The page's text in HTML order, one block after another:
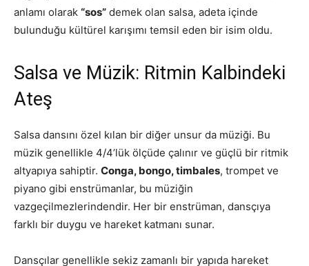
anlamı olarak “sos” demek olan salsa, adeta içinde
bulunduğu kültürel karışımı temsil eden bir isim oldu.
Salsa ve Müzik: Ritmin Kalbindeki
Ateş
Salsa dansını özel kılan bir diğer unsur da müziği. Bu
müzik genellikle 4/4’lük ölçüde çalınır ve güçlü bir ritmik
altyapıya sahiptir. Conga, bongo, timbales, trompet ve
piyano gibi enstrümanlar, bu müziğin
vazgeçilmezlerindendir. Her bir enstrüman, dansçıya
farklı bir duygu ve hareket katmanı sunar.
Dansçılar genellikle sekiz zamanlı bir yapıda hareket